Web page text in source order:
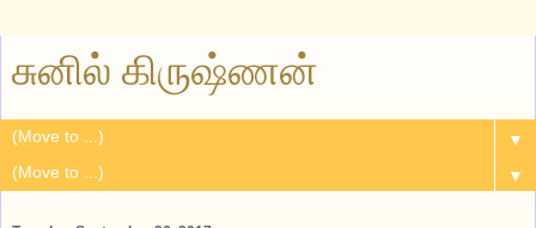
சுனில் கிருஷ்ணன்
▼
▼